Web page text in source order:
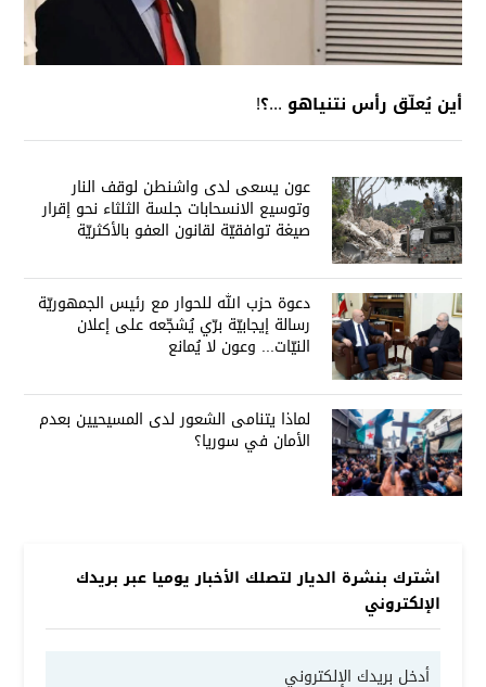
أين يُعلّق رأس نتنياهو ...؟!
عون يسعى لدى واشنطن لوقف النار
وتوسيع الانسحابات جلسة الثلثاء نحو إقرار
صيغة توافقيّة لقانون العفو بالأكثريّة
دعوة حزب الله للحوار مع رئيس الجمهوريّة
رسالة إيجابيّة برّي يُشجّعه على إعلان
النيّات... وعون لا يُمانع
لماذا يتنامى الشعور لدى المسيحيين بعدم
الأمان في سوريا؟
اشترك بنشرة الديار لتصلك الأخبار يوميا عبر بريدك
الإلكتروني